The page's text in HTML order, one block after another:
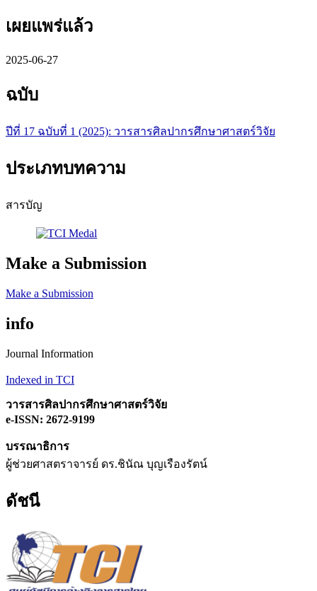
เผยแพร่แล้ว
2025-06-27
ฉบับ
ปีที่ 17 ฉบับที่ 1 (2025): วารสารศิลปากรศึกษาศาสตร์วิจัย
ประเภทบทความ
สารบัญ
Make a Submission
Make a Submission
info
Journal Information
Indexed in TCI
วารสารศิลปากรศึกษาศาสตร์วิจัย
e-ISSN: 2672-9199
บรรณาธิการ
ผู้ช่วยศาสตราจารย์ ดร.ชินัณ บุญเรืองรัตน์
ดัชนี